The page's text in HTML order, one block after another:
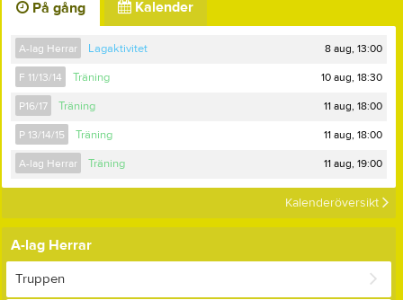
På gång Kalender
A-lag Herrar Lagaktivitet 8 aug, 13:00
F 11/13/14 Träning 10 aug, 18:30
P16/17 Träning 11 aug, 18:00
P 13/14/15 Träning 11 aug, 18:00
A-lag Herrar Träning 11 aug, 19:00
Kalenderöversikt
A-lag Herrar
Truppen